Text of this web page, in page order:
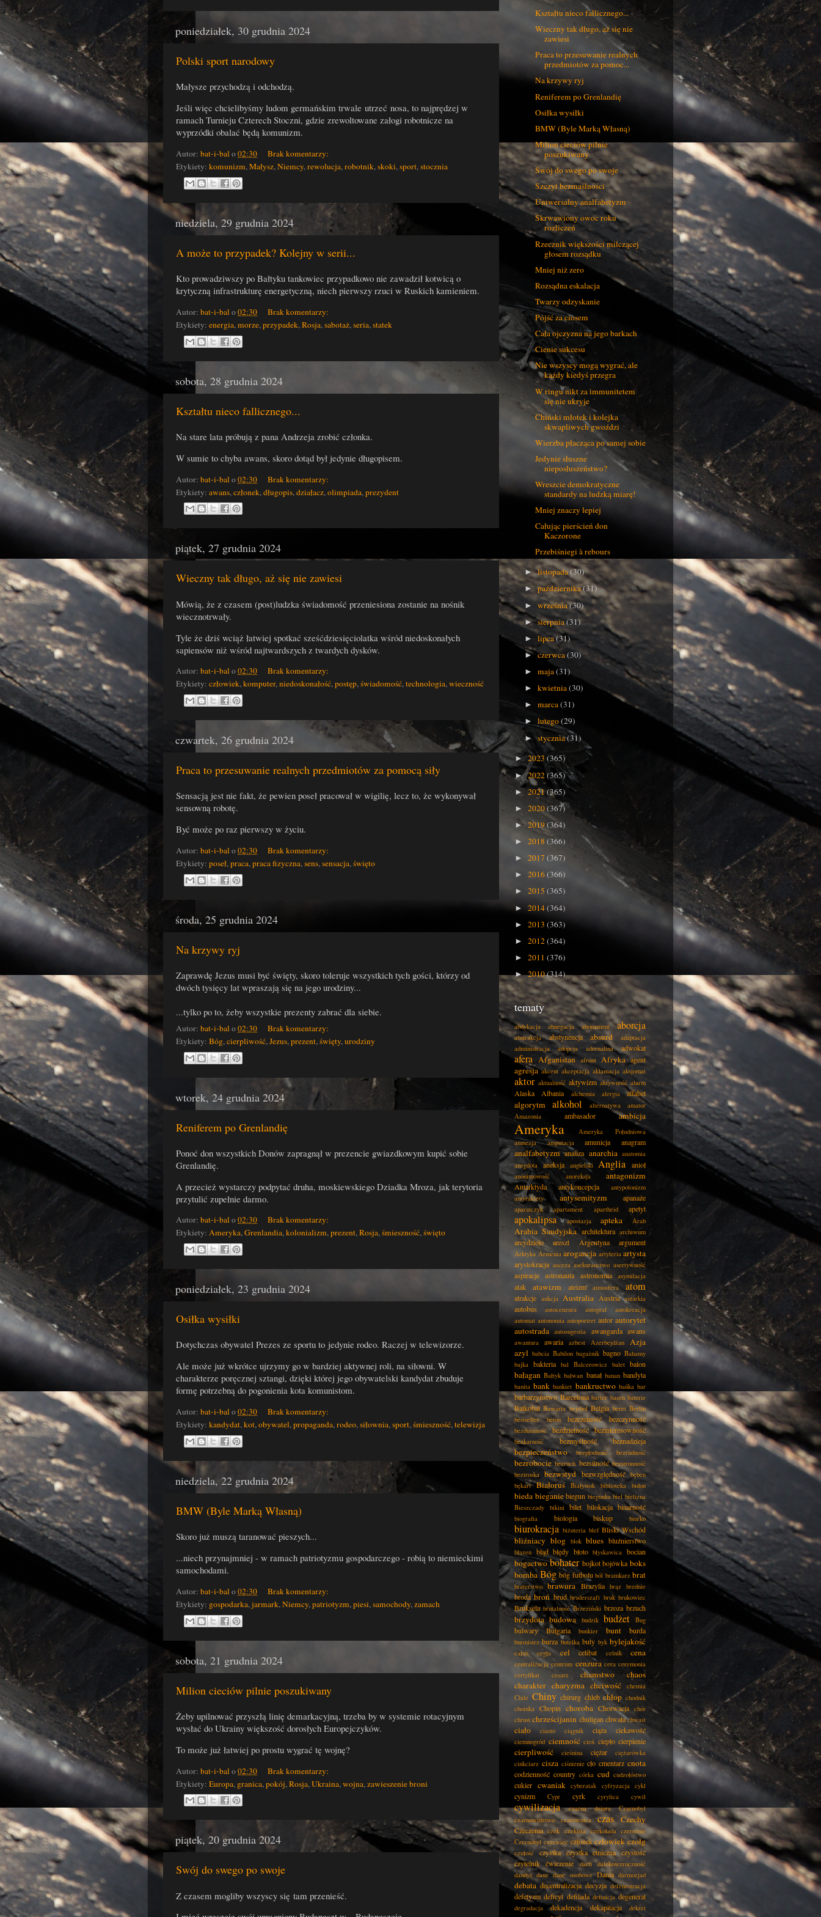
poniedziałek, 30 grudnia 2024
Polski sport narodowy
Małysze przychodzą i odchodzą.
Jeśli więc chcielibyśmy ludom germańskim trwale utrzeć nosa, to najprędzej w
ramach Turnieju Czterech Stoczni, gdzie zrewoltowane załogi robotnicze na
wyprzódki obalać będą komunizm.
Autor: bat-i-balo02:30
Brak komentarzy:
Etykiety: komunizm,Małysz,Niemcy,rewolucja,robotnik,skoki,sport,stocznia
niedziela, 29 grudnia 2024
A może to przypadek? Kolejny w serii...
Kto prowadziwszy po Bałtyku tankowiec przypadkowo nie zawadził kotwicą o
krytyczną infrastrukturę energetyczną, niech pierwszy rzuci w Ruskich kamieniem.
Autor: bat-i-balo02:30
Brak komentarzy:
Etykiety: energia,morze,przypadek,Rosja,sabotaż,seria,statek
sobota, 28 grudnia 2024
Kształtu nieco fallicznego...
Na stare lata próbują z pana Andrzeja zrobić członka.
W sumie to chyba awans, skoro dotąd był jedynie długopisem.
Autor: bat-i-balo02:30
Brak komentarzy:
Etykiety: awans,członek,długopis,działacz,olimpiada,prezydent
piątek, 27 grudnia 2024
Wieczny tak długo, aż się nie zawiesi
Mówią, że z czasem (post)ludzka świadomość przeniesiona zostanie na nośnik
wiecznotrwały.
Tyle że dziś wciąż łatwiej spotkać sześćdziesięciolatka wśród niedoskonałych
sapiensów niż wśród najtwardszych z twardych dysków.
Autor: bat-i-balo02:30
Brak komentarzy:
Etykiety: człowiek,komputer,niedoskonałość,postęp,świadomość,technologia,wieczność
czwartek, 26 grudnia 2024
Praca to przesuwanie realnych przedmiotów za pomocą siły
Sensacją jest nie fakt, że pewien poseł pracował w wigilię, lecz to, że wykonywał
sensowną robotę.
Być może po raz pierwszy w życiu.
Autor: bat-i-balo02:30
Brak komentarzy:
Etykiety: poseł,praca,praca fizyczna,sens,sensacja,święto
środa, 25 grudnia 2024
Na krzywy ryj
Zaprawdę Jezus musi być święty, skoro toleruje wszystkich tych gości, którzy od
dwóch tysięcy lat wpraszają się na jego urodziny...
...tylko po to, żeby wszystkie prezenty zabrać dla siebie.
Autor: bat-i-balo02:30
Brak komentarzy:
Etykiety: Bóg,cierpliwość,Jezus,prezent,święty,urodziny
wtorek, 24 grudnia 2024
Reniferem po Grenlandię
Ponoć don wszystkich Donów zapragnął w prezencie gwiazdkowym kupić sobie
Grenlandię.
A przecież wystarczy podpytać druha, moskiewskiego Dziadka Mroza, jak terytoria
przytulić zupełnie darmo.
Autor: bat-i-balo02:30
Brak komentarzy:
Etykiety: Ameryka,Grenlandia,kolonializm,prezent,Rosja,śmieszność,święto
poniedziałek, 23 grudnia 2024
Osiłka wysiłki
Dotychczas obywatel Prezes ze sportu to jedynie rodeo. Raczej w telewizorze.
Ale może już wkrótce ujrzymy go w bardziej aktywnej roli, na siłowni. W
charakterze poręcznej sztangi, dzięki której jego obywatelski kandydat zbuduje
formę potrzebną do pogonienia kota komunistom.
Autor: bat-i-balo02:30
Brak komentarzy:
Etykiety: kandydat,kot,obywatel,propaganda,rodeo,siłownia,sport,śmieszność,telewizja
niedziela, 22 grudnia 2024
BMW (Byle Marką Własną)
Skoro już muszą taranować pieszych...
...niech przynajmniej - w ramach patriotyzmu gospodarczego - robią to niemieckimi
samochodami.
Autor: bat-i-balo02:30
Brak komentarzy:
Etykiety: gospodarka,jarmark,Niemcy,patriotyzm,piesi,samochody,zamach
sobota, 21 grudnia 2024
Milion cieciów pilnie poszukiwany
Żeby upilnować przyszłą linię demarkacyjną, trzeba by w systemie rotacyjnym
wysłać do Ukrainy większość dorosłych Europejczyków.
To może już łatwiej po prostu wygrać tę wojnę?
Autor: bat-i-bal o02:30
Brak komentarzy:
Etykiety: Europa, granica, pokój, Rosja, Ukraina, wojna, zawieszenie broni
piątek, 20 grudnia 2024
Swój do swego po swoje
Z czasem mogliby wszyscy się tam przenieść.
Kształtu nieco fallicznego...
Wieczny tak długo, aż się nie
zawiesi
Praca to przesuwanie realnych
przedmiotów za pomoc...
Na krzywy ryj
Reniferem po Grenlandię
Osiłka wysiłki
BMW (Byle Marką Własną)
Milion cieciów pilnie
poszukiwany
Swój do swego po swoje
Szczyt bezmaślności
Uniwersalny analfabetyzm
Skrwawiony owoc roku
rozliczeń
Rzecznik większości milczącej
głosem rozsądku
Mniej niż zero
Rozsądna eskalacja
Twarzy odzyskanie
Pójść za ciosem
Cała ojczyzna na jego barkach
Cienie sukcesu
Nie wszyscy mogą wygrać, ale
każdy kiedyś przegra
W ringu nikt za immunitetem
się nie ukryje
Chiński młotek i kolejka
skwapliwych gwoździ
Wierzba płacząca po samej sobie
Jedynie słuszne
nieposłuszeństwo?
Wreszcie demokratyczne
standardy na ludzką miarę!
Mniej znaczy lepiej
Całując pierścień don
Kaczorone
Przebiśniegi à rebours
►listopada(30)
►października(31)
►września(30)
►sierpnia(31)
►lipca(31)
►czerwca(30)
►maja(31)
►kwietnia(30)
►marca(31)
►lutego(29)
►stycznia(31)
► 2023 (365)
►2022(365)
►2021(365)
► 2020(367)
► 2019(364)
► 2018 (366)
► 2017 (367)
► 2016(366)
► 2015 (365)
► 2014(364)
► 2013 (363)
► 2012(364)
► 2011 (376)
►2010(314)
tematy
abdykacja abnegacja abonament aborcja
abstrakcja abstynencja absurd
adaptacja
administracja
adopcja adrenalina adwokat
afera Afganistan afront Afryka agent
agresja akcent akceptacja aklamacja aksjomat
aktor aktualność aktywizm aktywność alarm
Alaska Albania alchemia alergia alfabet
algorytm alkohol alternatywa
amator
Amazonia
ambasador ambicja
Ameryka
Ameryka Południowa
amnezja
amputacja amunicja anagram
analfabetyzm analiza anarchia anatomia
anegdota
aneksja angielski Anglia anioł
anonimowość anoreksja antagonizm
Antarktyda antykoncepcja
antypolonizm
antyrakiety
antysemityzm apanaże
aparatczyk apartament apartheid apetyt
apokalipsa apostazja apteka Arab
Arabia Saudyjska architektura archiwum
arcydzieło areszt Argentyna argument
Arktyka Armenia arogancja artyleria artysta
arystokracja asceza asekuranctwo asertywność
aspiracje astronauta astronomia asymilacja
atak atawizm ateizm atmosfera atom
atrakcje aukcja Australia Austria autarkia
autobus autocenzura autograf
autokreacja
automat autonomia autoportret autor autorytet
autostrada autosugestia awangarda awans
awantura awaria azbest Azerbejdżan
Azja
azyl babcia Babilon bagażnik bagno Bahamy
bajka bakteria bal Balcerowicz balet balon
bałagan Bałtyk bałwan banał banan bandyta
banita bank bankiet bankructwo bańka bar
barbarzyństwo Barcelona barter basen baterie
Batkobal Bawaria bejsbol Belgia beret Berlin
bestseller
beton bezczelność bezczynność
bezduszność bezdzietność bezinteresowność
bezkarność bezmyślność beznadzieja
bezpieczeństwo bezpłodność bezradność
bezrobocie bezruch bezsilność bezstronność
beztroska bezwstyd bezwzględność bęben
bękart
Białoruś Białystok biblioteka bidon
bieda bieganie biegun biegunka biel bielizna
Bieszczady
bikini bilet bilokacja binarność
biografia biologia biskup biurko
biurokracja biżuteria blef Bliski Wschód
bliźniacy blog blok blues bluźnierstwo
błazen błąd błędy błoto błyskawica bocian
bogactwo bohater bojkot bojówka boks
bomba Bóg bóg futbolu ból bramkarz brat
braterstwo brawura Brazylia brąz brednie
broda broń brud bruderszaft bruk brukowiec
Bruksela brutalność Brzeziński brzoza brzuch
brzydota budowa budzik budżet Bug
bulwary Bułgaria bunkier bunt burda
burmistrz burza butelka buty byk bylejakość
całun cegła cel celibat celnik cena
centralizacja centrum cenzura cera ceremonia
certyfikat
cesarz chamstwo
chaos
charakter charyzma chciwość
chemia
Chile Chiny chirurg chleb chłop chodnik
choinka Chopin choroba Chorwacja chór
chrust chrześcijanin chuligan chwała chwast
ciało ciasto ciągnik ciąża ciekawość
ciemnogród ciemność cień ciepło cierpienie
cierpliwość cieśnina ciężar
ciężarówka
cinkciarz cisza ciśnienie cło cmentarz cnota
codzienność country córka cud cudzołóstwo
cukier cwaniak cyberatak cyfryzacja cykl
cynizm Cypr cyrk cyrylica cywil
cywilizacja czarna dziura
Czarnobyl
czarnowidztwo
czarownica czas Czechy
Czeczenia czek czekista czekolada czereśnie
Czernobyl czerwiec członek człowiek czołg
czułość czystka czystka etniczna czystość
czytelnik ćwiczenie dach
dalekowzroczność
dandys dane dane osobowe Dania darmozjad
debata decentralizacja decyzja defenestracja
defetyzm deficyt defilada definicja degenerat
degradacja dekadencja dekapitacja
dekret